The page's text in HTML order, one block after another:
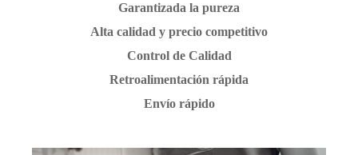
Garantizada la pureza
Alta calidad y precio competitivo
Control de Calidad
Retroalimentación rápida
Envío rápido